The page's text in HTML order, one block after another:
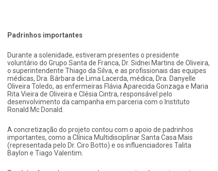
Padrinhos importantes
Durante a solenidade, estiveram presentes o presidente
voluntário do Grupo Santa de Franca, Dr. Sidnei Martins de Oliveira,
o superintendente Thiago da Silva, e as profissionais das equipes
médicas, Dra. Bárbara de Lima Lacerda, médica, Dra. Danyelle
Oliveira Toledo, as enfermeiras Flávia Aparecida Gonzaga e Maria
Rita Vieira de Oliveira e Clésia Cintra, responsável pelo
desenvolvimento da campanha em parceria com o Instituto
Ronald Mc Donald.
A concretização do projeto contou com o apoio de padrinhos
importantes, como a Clínica Multidisciplinar Santa Casa Mais
(representada pelo Dr. Ciro Botto) e os influenciadores Talita
Baylon e Tiago Valentim.